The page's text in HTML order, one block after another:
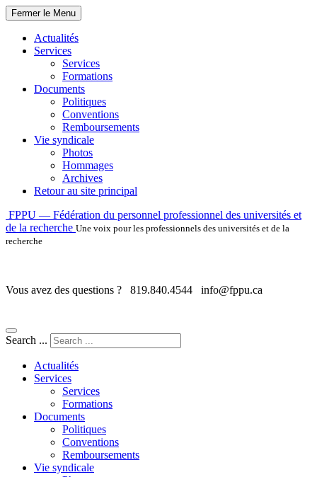
Fermer le Menu
Actualités
Services
Services
Formations
Documents
Politiques
Conventions
Remboursements
Vie syndicale
Photos
Hommages
Archives
Retour au site principal
Skip
to
content
FPPU — Fédération du personnel professionnel des universités et
de la recherche Une voix pour les professionnels des universités et de la
recherche
Vous avez des questions ? 819.840.4544 info@fppu.ca
Search ...
Actualités
Services
Services
Formations
Documents
Politiques
Conventions
Remboursements
Vie syndicale